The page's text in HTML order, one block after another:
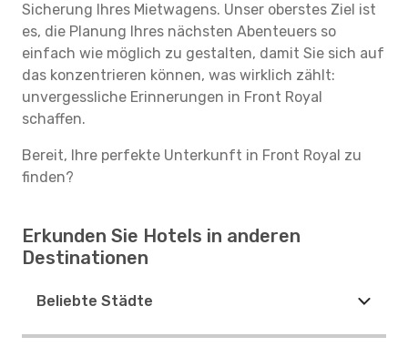
Sicherung Ihres Mietwagens. Unser oberstes Ziel ist
es, die Planung Ihres nächsten Abenteuers so
einfach wie möglich zu gestalten, damit Sie sich auf
das konzentrieren können, was wirklich zählt:
unvergessliche Erinnerungen in Front Royal
schaffen.
Bereit, Ihre perfekte Unterkunft in Front Royal zu
finden?
Erkunden Sie Hotels in anderen
Destinationen
Beliebte Städte